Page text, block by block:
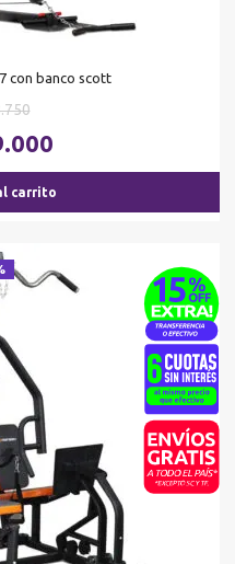
con banco scott
El
precio
original
era:
carrito